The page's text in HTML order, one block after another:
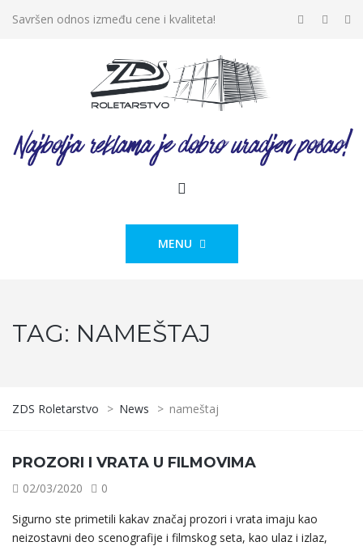
Savršen odnos između cene i kvaliteta!
MENU
TAG: NAMEŠTAJ
ZDS Roletarstvo > News > nameštaj
PROZORI I VRATA U FILMOVIMA
02/03/2020
0
Sigurno ste primetili kakav značaj prozori i vrata imaju kao
neizostavni deo scenografije i filmskog seta, kao ulaz i izlaz,